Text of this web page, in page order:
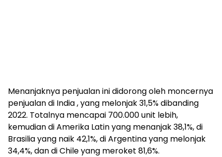
Menanjaknya penjualan ini didorong oleh moncernya
penjualan di India , yang melonjak 31,5% dibanding
2022. Totalnya mencapai 700.000 unit lebih,
kemudian di Amerika Latin yang menanjak 38,1%, di
Brasilia yang naik 42,1%, di Argentina yang melonjak
34,4%, dan di Chile yang meroket 81,6%.